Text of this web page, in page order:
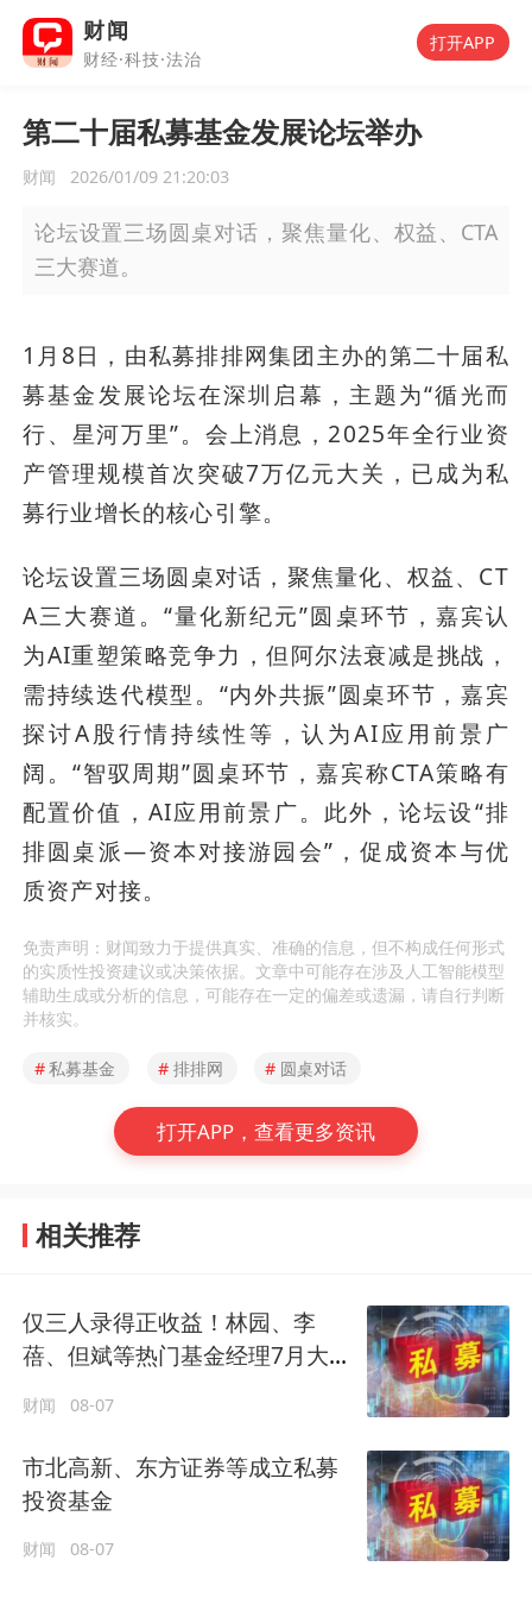
财闻
财经·科技·法治
打开APP
第二十届私募基金发展论坛举办
财闻 2026/01/09 21:20:03
论坛设置三场圆桌对话，聚焦量化、权益、CTA
三大赛道。
1月8日，由私募排排网集团主办的第二十届私
募基金发展论坛在深圳启幕，主题为“循光而
行、星河万里”。会上消息，2025年全行业资
产管理规模首次突破7万亿元大关，已成为私
募行业增长的核心引擎。
论坛设置三场圆桌对话，聚焦量化、权益、CT
A三大赛道。“量化新纪元”圆桌环节，嘉宾认
为AI重塑策略竞争力，但阿尔法衰减是挑战，
需持续迭代模型。“内外共振”圆桌环节，嘉宾
探讨A股行情持续性等，认为AI应用前景广
阔。“智驭周期”圆桌环节，嘉宾称CTA策略有
配置价值，AI应用前景广。此外，论坛设“排
排圆桌派—资本对接游园会”，促成资本与优
质资产对接。
免责声明：财闻致力于提供真实、准确的信息，但不构成任何形式
的实质性投资建议或决策依据。文章中可能存在涉及人工智能模型
辅助生成或分析的信息，可能存在一定的偏差或遗漏，请自行判断
并核实。
#私募基金 # 排排网 # 圆桌对话
打开APP，查看更多资讯
相关推荐
仅三人录得正收益！林园、李
蓓、但斌等热门基金经理7月大分
财闻 08-07
市北高新、东方证券等成立私募
投资基金
财闻 08-07